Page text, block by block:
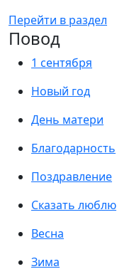
Перейти в раздел
Повод
1 сентября
Новый год
День матери
Благодарность
Поздравление
Сказать люблю
Весна
Зима